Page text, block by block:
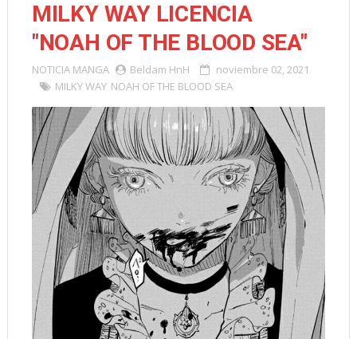
MILKY WAY LICENCIA
"NOAH OF THE BLOOD SEA"
NOTICIA MANGA Beldam HnH
noviembre 02, 2021
MILKY WAY NOAH OF THE BLOOD SEA